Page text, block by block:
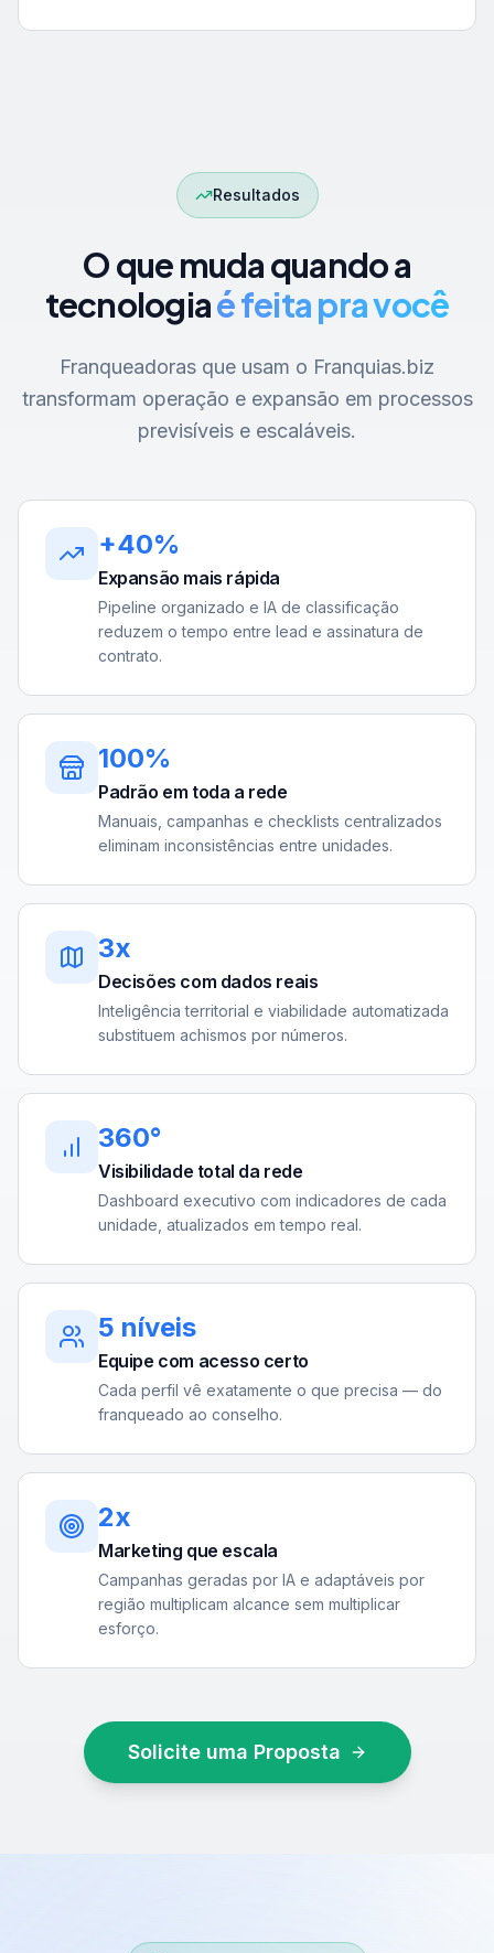
Resultados
O que muda quando a
tecnologiaé feita pra você
Franqueadoras que usam o Franquias.biz
transformam operação e expansão em processos
previsíveis e escaláveis.
+40%
Expansão mais rápida
Pipeline organizado e IA de classificação
reduzem o tempo entre lead e assinatura de
contrato.
100%
Padrão em toda a rede
Manuais, campanhas e checklists centralizados
eliminam inconsistências entre unidades.
3x
Decisões com dados reais
Inteligência territorial e viabilidade automatizada
substituem achismos por números.
360°
Visibilidade total da rede
Dashboard executivo com indicadores de cada
unidade, atualizados em tempo real.
5 níveis
Equipe com acesso certo
Cada perfil vê exatamente o que precisa — do
franqueado ao conselho.
2x
Marketing que escala
Campanhas geradas por IA e adaptáveis por
região multiplicam alcance sem multiplicar
esforço.
Solicite uma Proposta